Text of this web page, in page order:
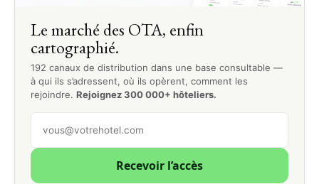
Le marché des OTA, enfin
cartographié.
192 canaux de distribution dans une base consultable —
à qui ils s’adressent, où ils opèrent, comment les
rejoindre. Rejoignez 300 000+ hôteliers.
Recevoir l’accès